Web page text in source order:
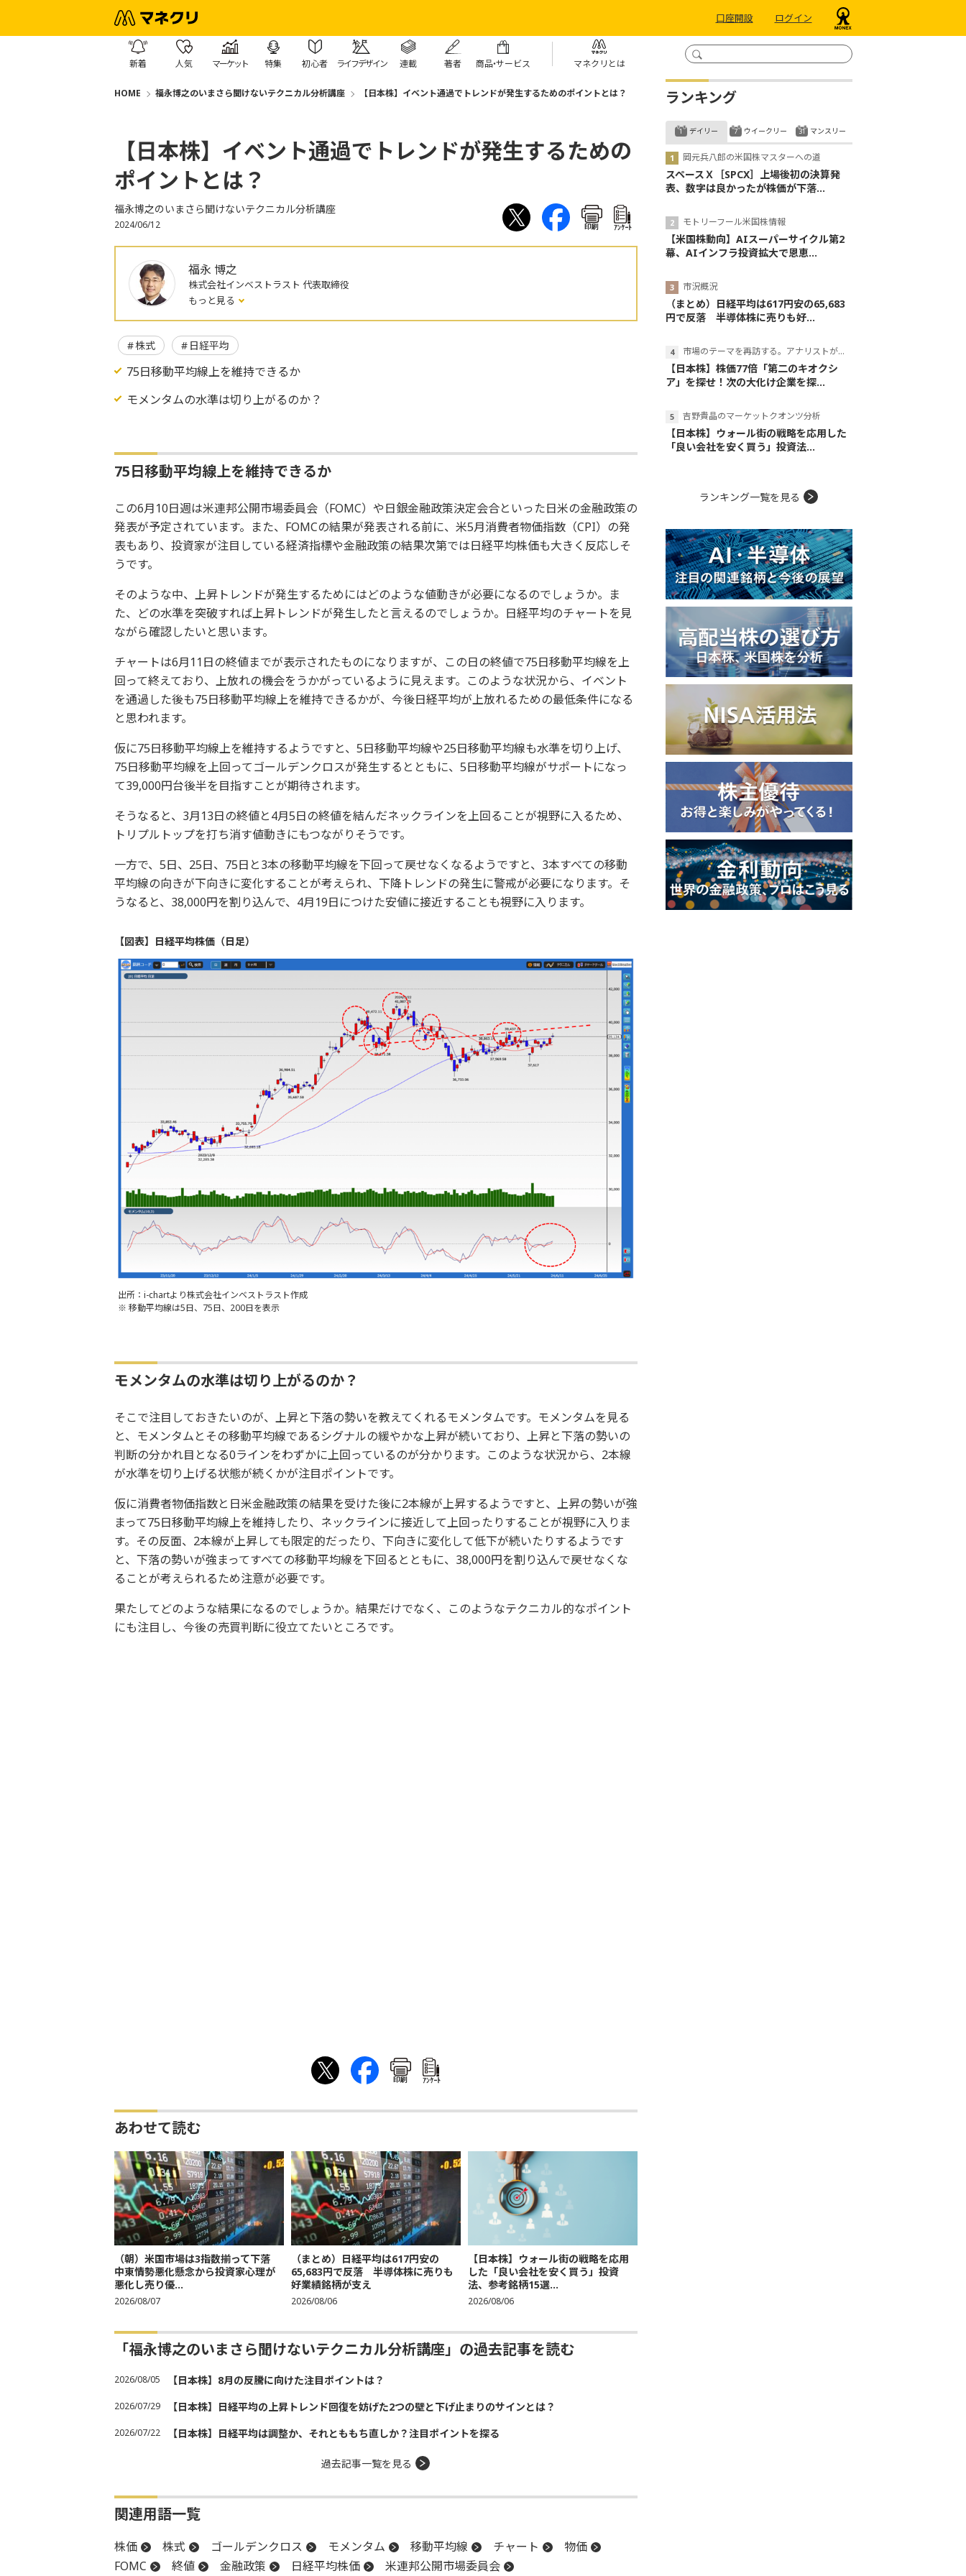
口座開設 ログイン
新着 人気 マーケット 特集 初心者 ライフデザイン 連載 著者 商品・サービス マネクリとは
HOME 福永博之のいまさら聞けないテクニカル分析講座 【日本株】イベント通過でトレンドが発生するためのポイントとは？
【日本株】イベント通過でトレンドが発生するための
ポイントとは？
福永博之のいまさら聞けないテクニカル分析講座
2024/06/12 印刷 ｱﾝｹｰﾄ
福永 博之
株式会社インベストラスト 代表取締役
もっと見る
株式 日経平均
75日移動平均線上を維持できるか
モメンタムの水準は切り上がるのか？
75日移動平均線上を維持できるか
この6月10日週は米連邦公開市場委員会（FOMC）や日銀金融政策決定会合といった日米の金融政策の
発表が予定されています。また、FOMCの結果が発表される前に、米5月消費者物価指数（CPI）の発
表もあり、投資家が注目している経済指標や金融政策の結果次第では日経平均株価も大きく反応しそ
うです。
そのような中、上昇トレンドが発生するためにはどのような値動きが必要になるのでしょうか。ま
た、どの水準を突破すれば上昇トレンドが発生したと言えるのでしょうか。日経平均のチャートを見
ながら確認したいと思います。
チャートは6月11日の終値までが表示されたものになりますが、この日の終値で75日移動平均線を上
回って終えており、上放れの機会をうかがっているように見えます。このような状況から、イベント
を通過した後も75日移動平均線上を維持できるかが、今後日経平均が上放れるための最低条件になる
と思われます。
仮に75日移動平均線上を維持するようですと、5日移動平均線や25日移動平均線も水準を切り上げ、
75日移動平均線を上回ってゴールデンクロスが発生するとともに、5日移動平均線がサポートになっ
て39,000円台後半を目指すことが期待されます。
そうなると、3月13日の終値と4月5日の終値を結んだネックラインを上回ることが視野に入るため、
トリプルトップを打ち消す値動きにもつながりそうです。
一方で、5日、25日、75日と3本の移動平均線を下回って戻せなくなるようですと、3本すべての移動
平均線の向きが下向きに変化することが考えられ、下降トレンドの発生に警戒が必要になります。そ
うなると、38,000円を割り込んで、4月19日につけた安値に接近することも視野に入ります。
【図表】日経平均株価（日足）
出所：i-chartより株式会社インベストラスト作成
※ 移動平均線は5日、75日、200日を表示
モメンタムの水準は切り上がるのか？
そこで注目しておきたいのが、上昇と下落の勢いを教えてくれるモメンタムです。モメンタムを見る
と、モメンタムとその移動平均線であるシグナルの緩やかな上昇が続いており、上昇と下落の勢いの
判断の分かれ目となる0ラインをわずかに上回っているのが分かります。このような状況から、2本線
が水準を切り上げる状態が続くかが注目ポイントです。
仮に消費者物価指数と日米金融政策の結果を受けた後に2本線が上昇するようですと、上昇の勢いが強
まって75日移動平均線上を維持したり、ネックラインに接近して上回ったりすることが視野に入りま
す。その反面、2本線が上昇しても限定的だったり、下向きに変化して低下が続いたりするようです
と、下落の勢いが強まってすべての移動平均線を下回るとともに、38,000円を割り込んで戻せなくな
ることが考えられるため注意が必要です。
果たしてどのような結果になるのでしょうか。結果だけでなく、このようなテクニカル的なポイント
にも注目し、今後の売買判断に役立てたいところです。
印刷 ｱﾝｹｰﾄ
あわせて読む
（朝）米国市場は3指数揃って下落
中東情勢悪化懸念から投資家心理が
悪化し売り優...
2026/08/07
（まとめ）日経平均は617円安の
65,683円で反落 半導体株に売りも
好業績銘柄が支え
2026/08/06
【日本株】ウォール街の戦略を応用
した「良い会社を安く買う」投資
法、参考銘柄15選...
2026/08/06
「福永博之のいまさら聞けないテクニカル分析講座」の過去記事を読む
2026/08/05 【日本株】8月の反騰に向けた注目ポイントは？
2026/07/29 【日本株】日経平均の上昇トレンド回復を妨げた2つの壁と下げ止まりのサインとは？
2026/07/22 【日本株】日経平均は調整か、それとももち直しか？注目ポイントを探る
過去記事一覧を見る
関連用語一覧
株価 株式 ゴールデンクロス モメンタム 移動平均線 チャート
物価
FOMC
終値 金融政策 日経平均株価 米連邦公開市場委員会
ランキング
デイリー
岡元兵八郎の米国株マスターへの道
スペースＸ［SPCX］上場後初の決算発
表、数字は良かったが株価が下落...
モトリーフール米国株情報
【米国株動向】AIスーパーサイクル第2
幕、AIインフラ投資拡大で恩恵...
市況概況
（まとめ）日経平均は617円安の65,683
円で反落 半導体株に売りも好...
市場のテーマを再訪する。アナリストが読み解くテーマの本質
【日本株】株価77倍「第二のキオクシ
ア」を探せ！次の大化け企業を探...
吉野貴晶のマーケットクオンツ分析
【日本株】ウォール街の戦略を応用した
「良い会社を安く買う」投資法...
ウイークリー マンスリー
ランキング一覧を見る